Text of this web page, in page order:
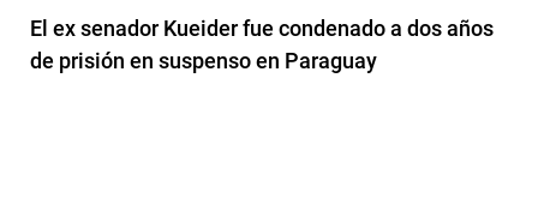
El ex senador Kueider fue condenado a dos años
de prisión en suspenso en Paraguay